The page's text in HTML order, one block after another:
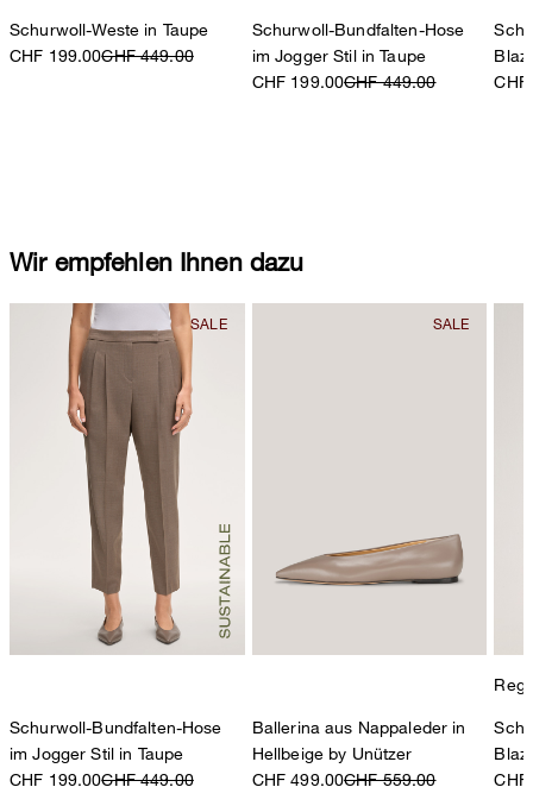
Schurwoll-Weste in Taupe
CHF 199.00CHF 449.00
Schurwoll-Bundfalten-Hose
im Jogger Stil in Taupe
CHF 199.00CHF 449.00
Wir empfehlen Ihnen dazu
Schurwoll-Bundfalten-Hose
im Jogger Stil in Taupe
CHF 199.00CHF 449.00
Ballerina aus Nappaleder in
Hellbeige by Unützer
CHF 499.00CHF 559.00